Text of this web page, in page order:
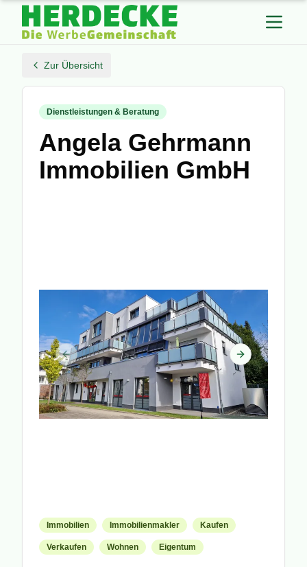
Zur Übersicht
Dienstleistungen & Beratung
Angela Gehrmann
Immobilien GmbH
Previous slide Next slide
Immobilien Immobilienmakler Kaufen
Verkaufen Wohnen Eigentum